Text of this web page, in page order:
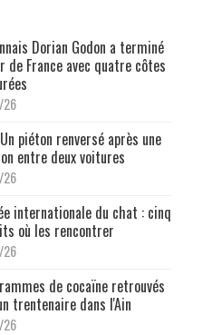
Dorian Godon a terminé
de France avec quatre côtes
piéton renversé après une
entre deux voitures
internationale du chat : cinq
où les rencontrer
de cocaïne retrouvés
trentenaire dans l'Ain